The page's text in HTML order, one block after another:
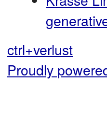
ctrl+verlust
Proudly